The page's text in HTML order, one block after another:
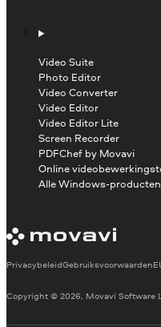
Video Suite
Photo Editor
Video Converter
Video Editor
Video Editor Lite
Screen Recorder
PDFChef by Movavi
Online
Alle Windows-producten
Copyright © 2026, Movavi Software
PrivacybeleidGebruiksvoorwaarden